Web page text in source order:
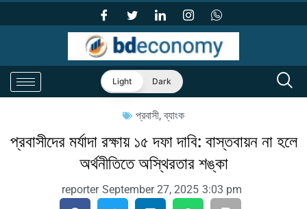
Light Dark
প্রবাসী,ব্যাংক
প্রবাসীদের মর্যাদা রক্ষায় ১৫ দফা দাবি: বাস্তবায়ন না হলে
অর্থনীতিতে অস্থিরতার শঙ্কা
reporter September 27, 2025 3:03 pm